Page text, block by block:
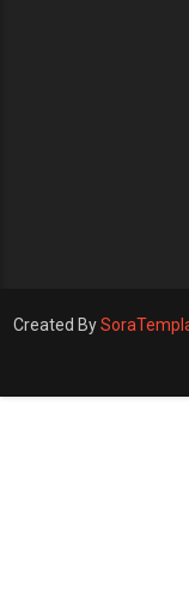
Created By